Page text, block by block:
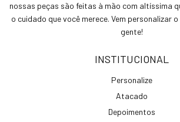
nossas peças são feitas à mão com altíssima
o cuidado que você merece. Vem personalizar
gente!
INSTITUCIONAL
Personalize
Atacado
Depoimentos